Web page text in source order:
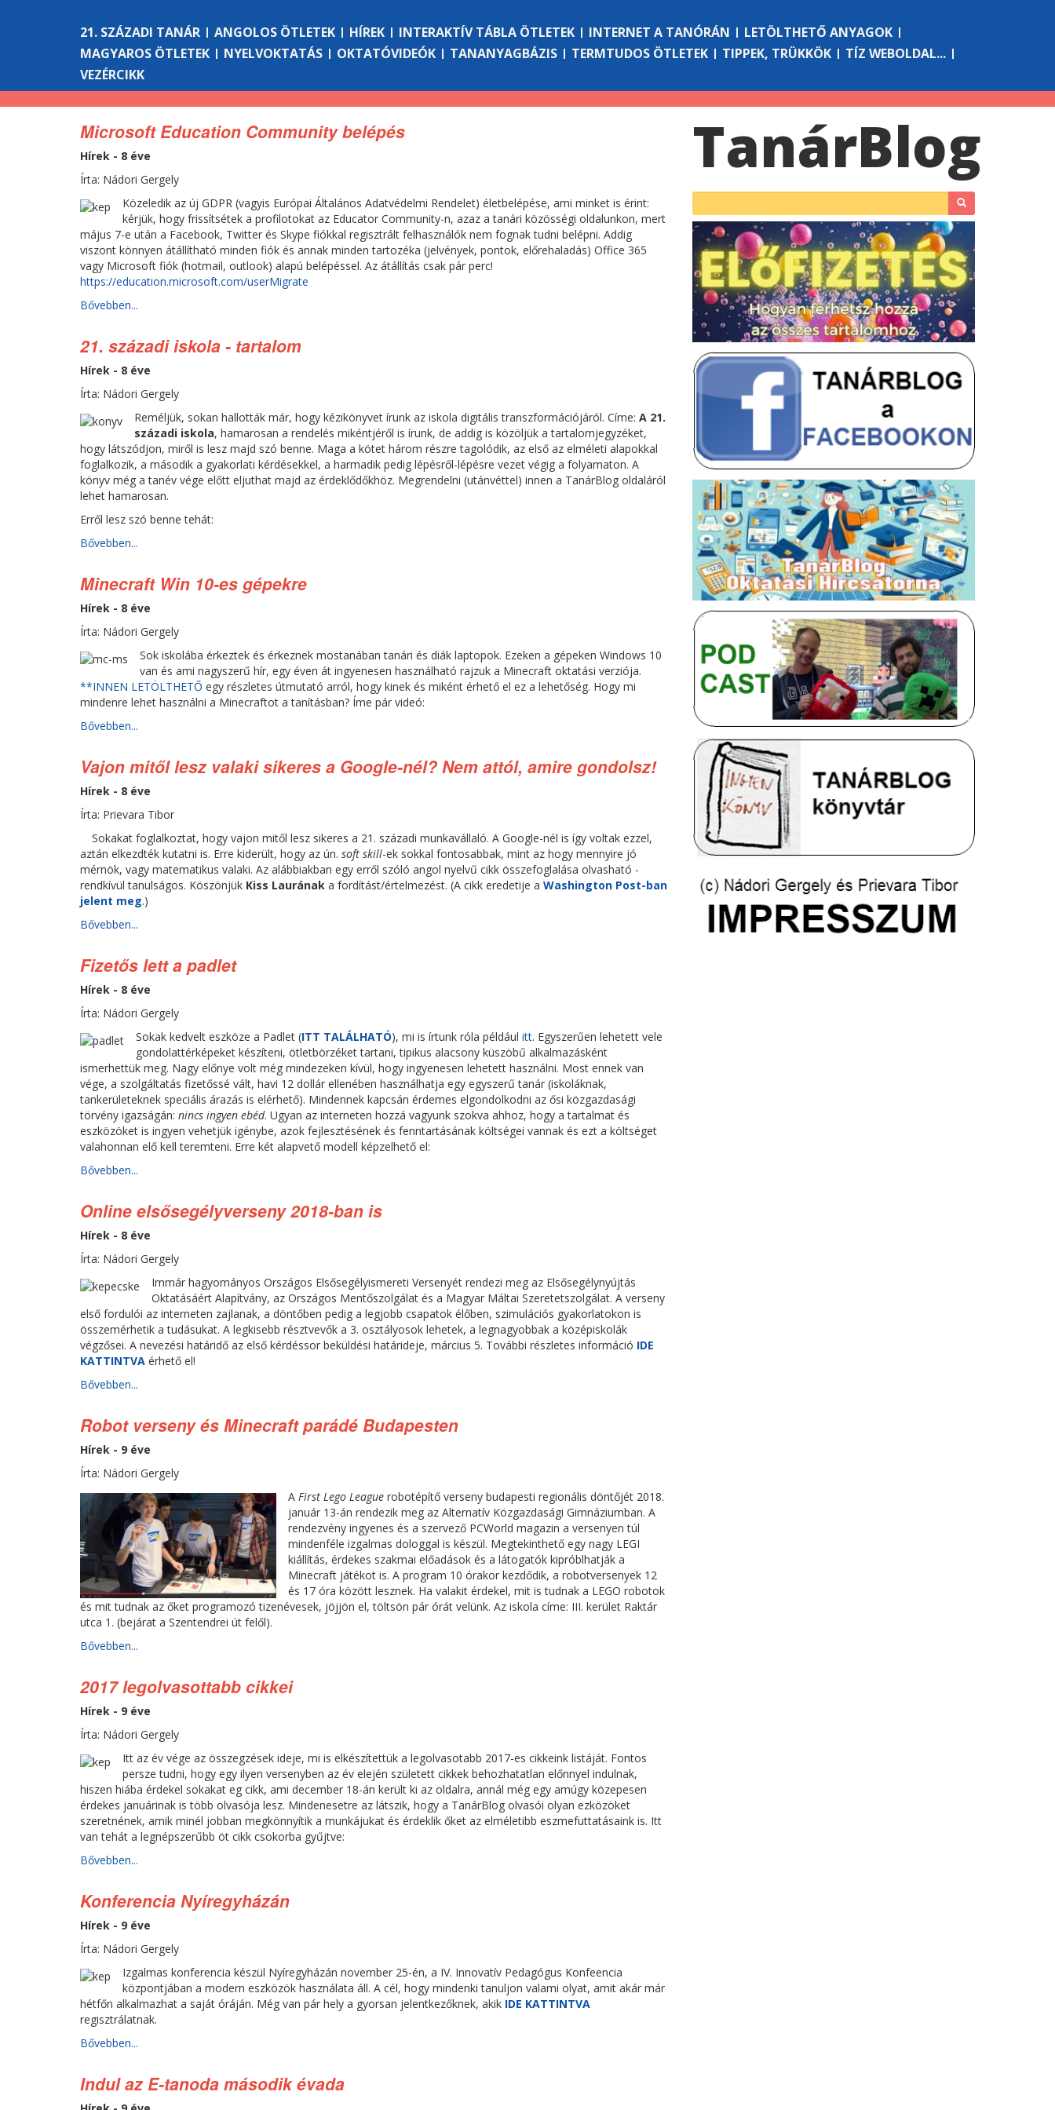
21. SZÁZADI TANÁR ANGOLOS ÖTLETEK HÍREK INTERAKTÍV TÁBLA ÖTLETEK INTERNET A TANÓRÁN
LETÖLTHETŐ ANYAGOK
MAGYAROS ÖTLETEK
NYELVOKTATÁS OKTATÓVIDEÓK TANANYAGBÁZIS TERMTUDOS ÖTLETEK TIPPEK, TRÜKKÖK
TÍZ WEBOLDAL...
VEZÉRCIKK
Microsoft Education Community belépés
Hírek - 8 éve
Írta: Nádori Gergely
Közeledik az új GDPR (vagyis Európai Általános Adatvédelmi Rendelet) életbelépése, ami minket is érint:
kérjük, hogy frissítsétek a profilotokat az Educator Community-n, azaz a tanári közösségi oldalunkon, mert
május 7-e után a Facebook, Twitter és Skype fiókkal regisztrált felhasználók nem fognak tudni belépni. Addig
viszont könnyen átállítható minden fiók és annak minden tartozéka (jelvények, pontok, előrehaladás) Office 365
vagy Microsoft fiók (hotmail, outlook) alapú belépéssel. Az átállítás csak pár perc!
https://education.microsoft.com/userMigrate
Bővebben...
21. századi iskola - tartalom
Hírek - 8 éve
Írta: Nádori Gergely
Reméljük, sokan hallották már, hogy kézikönyvet írunk az iskola digitális transzformációjáról. Címe: A 21.
századi iskola, hamarosan a rendelés mikéntjéről is írunk, de addig is közöljük a tartalomjegyzéket,
hogy látszódjon, miről is lesz majd szó benne. Maga a kötet három részre tagolódik, az első az elméleti alapokkal
foglalkozik, a második a gyakorlati kérdésekkel, a harmadik pedig lépésről-lépésre vezet végig a folyamaton. A
könyv még a tanév vége előtt eljuthat majd az érdeklődőkhöz. Megrendelni (utánvéttel) innen a TanárBlog oldaláról
lehet hamarosan.
Erről lesz szó benne tehát:
Bővebben...
Minecraft Win 10-es gépekre
Hírek - 8 éve
Írta: Nádori Gergely
Sok iskolába érkeztek és érkeznek mostanában tanári és diák laptopok. Ezeken a gépeken Windows 10
van és ami nagyszerű hír, egy éven át ingyenesen használható rajzuk a Minecraft oktatási verziója.
**INNEN LETÖLTHETŐ egy részletes útmutató arról, hogy kinek és miként érhető el ez a lehetőség. Hogy mi
mindenre lehet használni a Minecraftot a tanításban? Íme pár videó:
Bővebben...
Vajon mitől lesz valaki sikeres a Google-nél? Nem attól, amire gondolsz!
Hírek - 8 éve
Írta: Prievara Tibor
Sokakat foglalkoztat, hogy vajon mitől lesz sikeres a 21. századi munkavállaló. A Google-nél is így voltak ezzel,
aztán elkezdték kutatni is. Erre kiderült, hogy az ún. soft skill-ek sokkal fontosabbak, mint az hogy mennyire jó
mérnök, vagy matematikus valaki. Az alábbiakban egy erről szóló angol nyelvű cikk összefoglalása olvasható -
rendkívül tanulságos. Köszönjük Kiss Laurának a fordítást/értelmezést. (A cikk eredetije a Washington Post-ban
jelent meg.)
Bővebben...
Fizetős lett a padlet
Hírek - 8 éve
Írta: Nádori Gergely
Sokak kedvelt eszköze a Padlet (ITT TALÁLHATÓ), mi is írtunk róla például itt. Egyszerűen lehetett vele
gondolattérképeket készíteni, ötletbörzéket tartani, tipikus alacsony küszöbű alkalmazásként
ismerhettük meg. Nagy előnye volt még mindezeken kívül, hogy ingyenesen lehetett használni. Most ennek van
vége, a szolgáltatás fizetőssé vált, havi 12 dollár ellenében használhatja egy egyszerű tanár (iskoláknak,
tankerületeknek speciális árazás is elérhető). Mindennek kapcsán érdemes elgondolkodni az ősi közgazdasági
törvény igazságán: nincs ingyen ebéd. Ugyan az interneten hozzá vagyunk szokva ahhoz, hogy a tartalmat és
eszközöket is ingyen vehetjük igénybe, azok fejlesztésének és fenntartásának költségei vannak és ezt a költséget
valahonnan elő kell teremteni. Erre két alapvető modell képzelhető el:
Bővebben...
Online elsősegélyverseny 2018-ban is
Hírek - 8 éve
Írta: Nádori Gergely
Immár hagyományos Országos Elsősegélyismereti Versenyét rendezi meg az Elsősegélynyújtás
Oktatásáért Alapítvány, az Országos Mentőszolgálat és a Magyar Máltai Szeretetszolgálat. A verseny
első fordulói az interneten zajlanak, a döntőben pedig a legjobb csapatok élőben, szimulációs gyakorlatokon is
összemérhetik a tudásukat. A legkisebb résztvevők a 3. osztályosok lehetek, a legnagyobbak a középiskolák
végzősei. A nevezési határidő az első kérdéssor beküldési határideje, március 5. További részletes információ IDE
KATTINTVA érhető el!
Bővebben...
Robot verseny és Minecraft parádé Budapesten
Hírek - 9 éve
Írta: Nádori Gergely
A First Lego League robotépítő verseny budapesti regionális döntőjét 2018.
január 13-án rendezik meg az Alternatív Közgazdasági Gimnáziumban. A
rendezvény ingyenes és a szervező PCWorld magazin a versenyen túl
mindenféle izgalmas dologgal is készül. Megtekinthető egy nagy LEGI
kiállítás, érdekes szakmai előadások és a látogatók kipróblhatják a
Minecraft játékot is. A program 10 órakor kezdődik, a robotversenyek 12
és 17 óra között lesznek. Ha valakit érdekel, mit is tudnak a LEGO robotok
és mit tudnak az őket programozó tizenévesek, jöjjön el, töltsön pár órát velünk. Az iskola címe: III. kerület Raktár
utca 1. (bejárat a Szentendrei út felől).
Bővebben...
2017 legolvasottabb cikkei
Hírek - 9 éve
Írta: Nádori Gergely
Itt az év vége az összegzések ideje, mi is elkészítettük a legolvasotabb 2017-es cikkeink listáját. Fontos
persze tudni, hogy egy ilyen versenyben az év elején született cikkek behozhatatlan előnnyel indulnak,
hiszen hiába érdekel sokakat eg cikk, ami december 18-án került ki az oldalra, annál még egy amúgy közepesen
érdekes januárinak is több olvasója lesz. Mindenesetre az látszik, hogy a TanárBlog olvasói olyan ezközöket
szeretnének, amik minél jobban megkönnyítik a munkájukat és érdeklik őket az elméletibb eszmefuttatásaink is. Itt
van tehát a legnépszerűbb öt cikk csokorba gyűjtve:
Bővebben...
Konferencia Nyíregyházán
Hírek - 9 éve
Írta: Nádori Gergely
Izgalmas konferencia készül Nyíregyházán november 25-én, a IV. Innovatív Pedagógus Konfeencia
központjában a modern eszközök használata áll. A cél, hogy mindenki tanuljon valami olyat, amit akár már
hétfőn alkalmazhat a saját óráján. Még van pár hely a gyorsan jelentkezőknek, akik IDE KATTINTVA
regisztrálatnak.
Bővebben...
Indul az E-tanoda második évada
TanárBlog